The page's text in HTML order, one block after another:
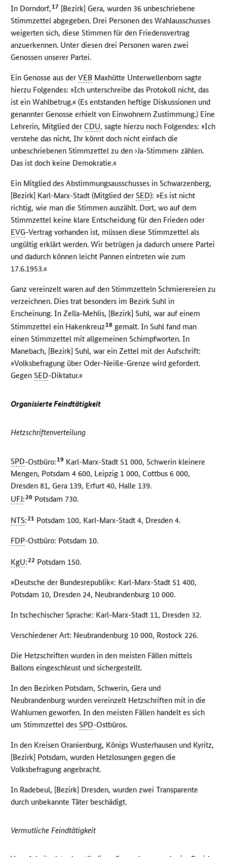
In Dorndorf,17 [Bezirk] Gera, wurden 36 unbeschriebene
Stimmzettel abgegeben. Drei Personen des Wahlausschusses
weigerten sich, diese Stimmen für den Friedensvertrag
anzuerkennen. Unter diesen drei Personen waren zwei
Genossen unserer Partei.
Ein Genosse aus derVEB Maxhütte Unterwellenborn sagte
hierzu Folgendes: »Ich unterschreibe das Protokoll nicht, das
ist ein Wahlbetrug.« (Es entstanden heftige Diskussionen und
genannter Genosse erhielt von Einwohnern Zustimmung.) Eine
Lehrerin, Mitglied der CDU, sagte hierzu noch Folgendes: »Ich
verstehe das nicht, Ihr könnt doch nicht einfach die
unbeschriebenen Stimmzettel zu den ›Ja-Stimmen‹ zählen.
Das ist doch keine Demokratie.«
Ein Mitglied des Abstimmungsausschusses in Schwarzenberg,
[Bezirk] Karl-Marx-Stadt (Mitglied derSED): »Es ist nicht
richtig, wie man die Stimmen auszählt. Dort, wo auf dem
Stimmzettel keine klare Entscheidung für den Frieden oder
EVG-Vertrag vorhanden ist, müssen diese Stimmzettel als
ungültig erklärt werden. Wir betrügen ja dadurch unsere Partei
und dadurch können leicht Pannen eintreten wie zum
17.6.1953.«
Ganz vereinzelt waren auf den Stimmzetteln Schmierereien zu
verzeichnen. Dies trat besonders im Bezirk Suhl in
Erscheinung. In Zella-Mehlis, [Bezirk] Suhl, war auf einem
Stimmzettel ein Hakenkreuz18 gemalt. In Suhl fand man
einen Stimmzettel mit allgemeinen Schimpfworten. In
Manebach, [Bezirk] Suhl, war ein Zettel mit der Aufschrift:
»Volksbefragung über Oder-Neiße-Grenze wird gefordert.
GegenSED-Diktatur.«
Organisierte Feindtätigkeit
Hetzschriftenverteilung
SPD-Ostbüro:19 Karl-Marx-Stadt 51 000, Schwerin kleinere
Mengen, Potsdam 4 600, Leipzig 1 000, Cottbus 6 000,
Dresden 81, Gera 139, Erfurt 40, Halle 139.
UFJ:20 Potsdam 730.
NTS:21 Potsdam 100, Karl-Marx-Stadt 4, Dresden 4.
FDP-Ostbüro: Potsdam 10.
KgU:22 Potsdam 150.
»Deutsche der Bundesrepublik«: Karl-Marx-Stadt 51 400,
Potsdam 10, Dresden 24, Neubrandenburg 10 000.
In tschechischer Sprache: Karl-Marx-Stadt 11, Dresden 32.
Verschiedener Art: Neubrandenburg 10 000, Rostock 226.
Die Hetzschriften wurden in den meisten Fällen mittels
Ballons eingeschleust und sichergestellt.
In den Bezirken Potsdam, Schwerin, Gera und
Neubrandenburg wurden vereinzelt Hetzschriften mit in die
Wahlurnen geworfen. In den meisten Fällen handelt es sich
um Stimmzettel desSPD-Ostbüros.
In den Kreisen Oranienburg, Königs Wusterhausen und Kyritz,
[Bezirk] Potsdam, wurden Hetzlosungen gegen die
Volksbefragung angebracht.
In Radebeul, [Bezirk] Dresden, wurden zwei Transparente
durch unbekannte Täter beschädigt.
Vermutliche Feindtätigkeit